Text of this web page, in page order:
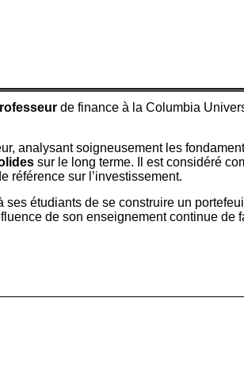
de finance à la Columbia
analysant soigneusement les
sur le long terme. Il est considéré
référence sur l’investissement.
ses étudiants de se construire un
de son enseignement continue de